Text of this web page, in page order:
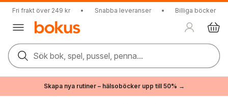
Fri frakt över 249 kr • Snabba leveranser • Billiga böcker
Sök bok, spel, pussel, penna...
Skapa nya rutiner – hälsoböcker upp till 50% →